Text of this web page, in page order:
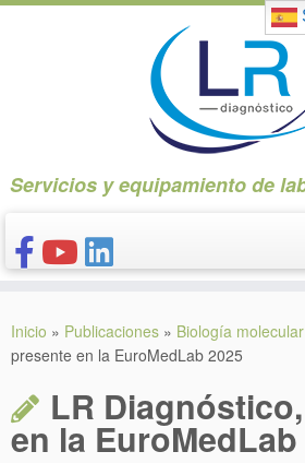
Saltar
Servicios y equipamiento de
CONÓCENOS
PUBLICACIONES
Inicio » Publicaciones » Biología molecular
presente en la EuroMedLab 2025
LR
en la EuroMedLab